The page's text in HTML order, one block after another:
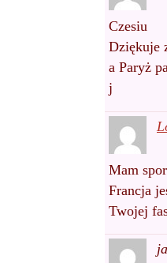
Czesiu
Dziękuje
a Paryż
j
Mam
Francja
Twojej